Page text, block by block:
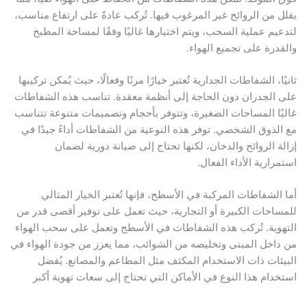
من الروائح غير المرغوب فيها. تُركب عادةً على ارتفاع مناسب،
عملية السحب، ويتم اختيارها غالبًا وفقًا لمساحة المطبخ
على تجميع الهواء.
الشفاطات الجدارية تُعتبر خيارًا مرنًا وفعالًا، حيث يُمكن تركيبها
الجدران دون الحاجة إلى أنظمة معقدة. تناسب هذه الشفاطات
المساحات الصغيرة، وتتوفر بأحجام وتصميمات متنوعة تتناسب
الشخصي. توفر هذه النوعية من الشفاطات أداءً جيدًا في
الروائح والدخان، لكنها تحتاج إلى صيانة دورية لضمان
الأداء الفعال.
المركبة في الأسطح، فإنها تُعتبر الخيار المثالي
الكبيرة أو التجارية، حيث تعمل على توفير أقصى قدر من
تُركب هذه الشفاطات في الأسطح وتعمل على سحب الهواء
المبنى وتخليصه من الشوائب، مما يعزز من جودة الهواء في
ذات الاستخدام المكثف مثل المطاعم والمصانع. يُفضل
هذا النوع في الأماكن التي تحتاج إلى سعات تهوية أكبر